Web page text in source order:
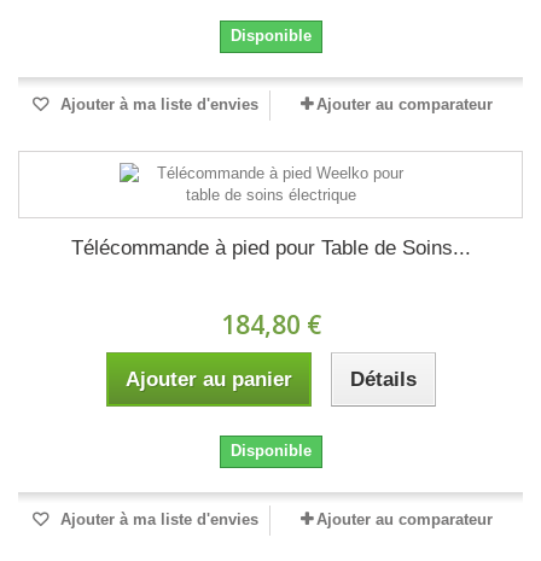
Disponible
Ajouter à ma liste d'envies Ajouter au comparateur
Télécommande à pied pour Table de Soins...
184,80 €
Ajouter au panier Détails
Disponible
Ajouter à ma liste d'envies Ajouter au comparateur